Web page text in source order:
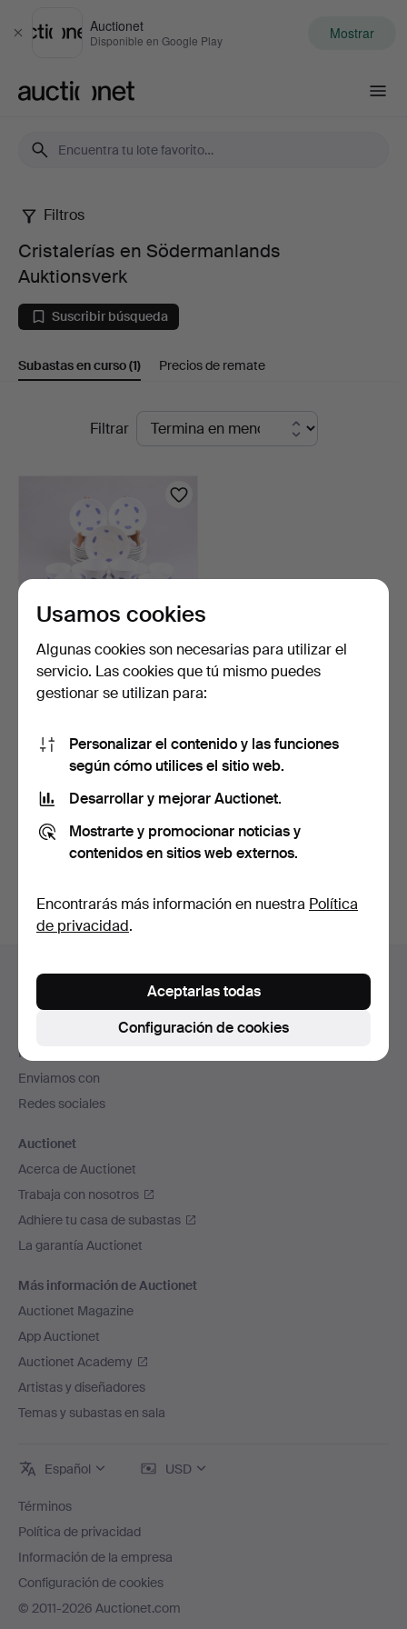
Cerrar
Auctionet
Disponible en Google Play Mostrar
Cristalerías
en
Södermanlands
Auktionsverk
Filtros
Cristalerías en Södermanlands
Auktionsverk
Suscribir búsqueda
Subastas en curso(1) Precios de remate
SubastasFiltrar
JUEGO DE CAFÉ, 37
piezas, porcelana, "Blå …
64 USD
Suscribir búsqueda
También puedes buscar ennuestro archivo de
subastas concluidas.
en
de
página
Ayuda y contacto
Contacta con el servicio de atención al cliente
Todas las casas de subastas
Modos de pago
Enviamos con
Redes sociales
Auctionet
Acerca de Auctionet
Trabaja con nosotros
Adhiere tu casa de subastas
La garantía Auctionet
Más información de Auctionet
Auctionet Magazine
App Auctionet
Auctionet Academy
Artistas y diseñadores
Temas y subastas en sala
Español USD
Términos
Política de privacidad
Información de la empresa
Configuración de cookies
© 2011-2026 Auctionet.com
Usamos cookies
Algunas cookies son necesarias para utilizar el
servicio. Las cookies que tú mismo puedes
gestionar se utilizan para:
Personalizar el contenido y las funciones
según cómo utilices el sitio web.
Desarrollar y mejorar Auctionet.
Mostrarte y promocionar noticias y
contenidos en sitios web externos.
Encontrarás más información en nuestra Política
de privacidad.
Configuración de cookies
Aceptarlas todas